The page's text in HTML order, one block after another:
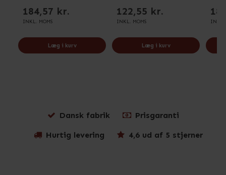
184,57 kr.
INKL. MOMS
Læg i kurv
122,55 kr.
INKL. MOMS
Læg i kurv
INKL.
Dansk fabrik Prisgaranti
Hurtig levering 4,6 ud af 5 stjerner